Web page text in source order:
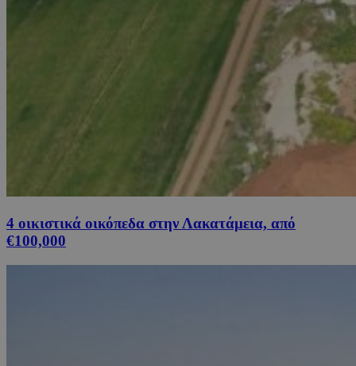
4 οικιστικά οικόπεδα στην Λακατάμεια, από
€100,000